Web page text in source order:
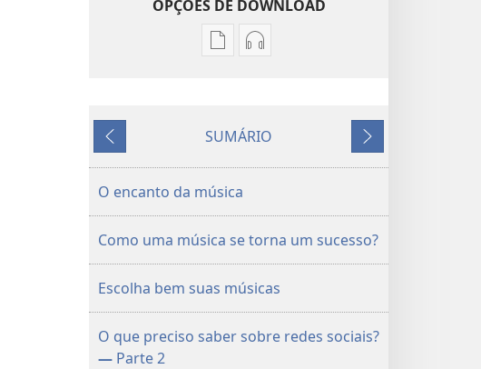
OPÇÕES DE DOWNLOAD
Opções
publicações
Agosto de 2011
Opções
áudio
Anterior
SUMÁRIO
Próximo
O encanto da música
Como uma música se torna um sucesso?
Escolha bem suas músicas
O que preciso saber sobre redes sociais?
— Parte 2